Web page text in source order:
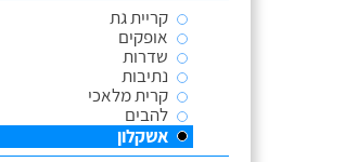
קריית גת
אופקים
שדרות
נתיבות
קרית מלאכי
להבים
אשקלון